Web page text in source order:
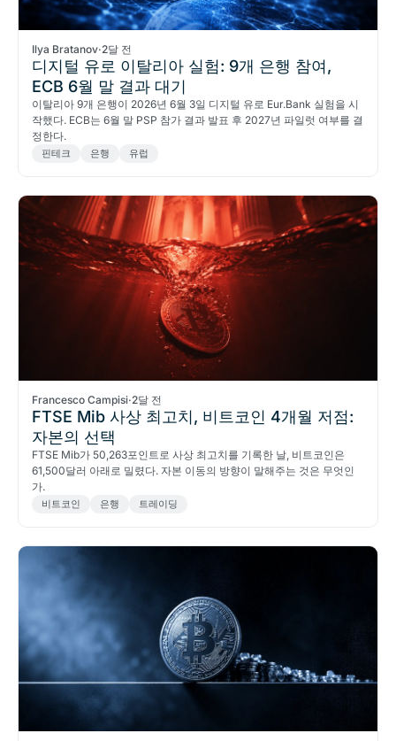
Ilya Bratanov·2달 전
디지털 유로 이탈리아 실험: 9개 은행 참여,
ECB 6월 말 결과 대기
이탈리아 9개 은행이 2026년 6월 3일 디지털 유로 Eur.Bank 실험을 시
작했다. ECB는 6월 말 PSP 참가 결과 발표 후 2027년 파일럿 여부를 결
정한다.
핀테크 은행 유럽
Francesco Campisi·2달 전
FTSE Mib 사상 최고치, 비트코인 4개월 저점:
자본의 선택
FTSE Mib가 50,263포인트로 사상 최고치를 기록한 날, 비트코인은
61,500달러 아래로 밀렸다. 자본 이동의 방향이 말해주는 것은 무엇인
가.
비트코인 은행 트레이딩